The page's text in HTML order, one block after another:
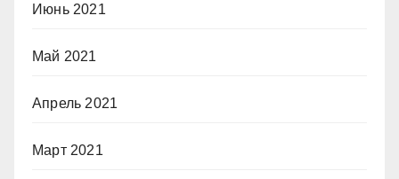
Июнь 2021
Май 2021
Апрель 2021
Март 2021